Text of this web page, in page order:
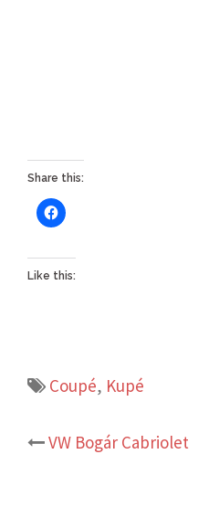
Share this:
Like this:
Coupé, Kupé
Post
VW Bogár Cabriolet